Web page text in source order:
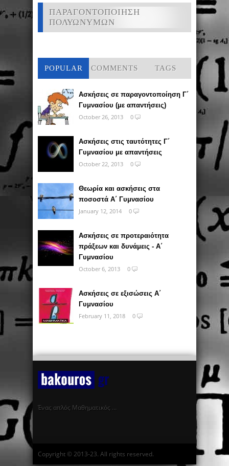
ΠΑΡΑΓΟΝΤΟΠΟΙΗΣΗ
ΠΟΛΥΩΝΥΜΩΝ
POPULAR COMMENTS TAGS
Ασκήσεις σε παραγοντοποίηση Γ΄
Γυμνασίου (με απαντήσεις)
October 26, 2013
0
Ασκήσεις στις ταυτότητες Γ΄
Γυμνασίου με απαντήσεις
October 22, 2013
0
Θεωρία και ασκήσεις στα
ποσοστά Α΄ Γυμνασίου
January 12, 2014
0
Ασκήσεις σε προτεραιότητα
πράξεων και δυνάμεις - Α΄
Γυμνασίου
October 6, 2013
0
Ασκήσεις σε εξισώσεις Α΄
Γυμνασίου
February 11, 2018
0
Ένας απλός Μαθηματικός …
Copyright © 2013-23. All rights reserved.